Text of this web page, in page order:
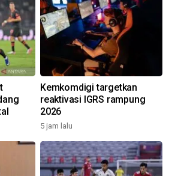
Kemkomdigi targetkan
reaktivasi IGRS rampung
2026
5 jam lalu